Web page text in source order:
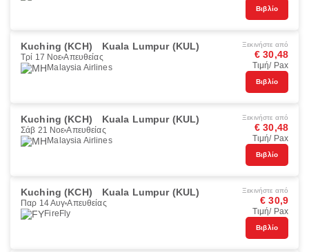
Βιβλίο
Kuching (KCH) Kuala Lumpur (KUL)
Τρί 17 Νοε Απευθείας
Malaysia Airlines
Ξεκινήστε από
€ 30,48
Τιμή/ Pax
Βιβλίο
Kuching (KCH) Kuala Lumpur (KUL)
Σάβ 21 Νοε Απευθείας
Malaysia Airlines
Ξεκινήστε από
€ 30,48
Τιμή/ Pax
Βιβλίο
Kuching (KCH) Kuala Lumpur (KUL)
Παρ 14 Αυγ Απευθείας
FireFly
Ξεκινήστε από
€ 30,9
Τιμή/ Pax
Βιβλίο